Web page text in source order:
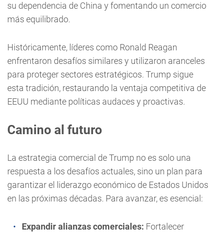
su dependencia de China y fomentando un comercio
más equilibrado.
Históricamente, líderes como Ronald Reagan
enfrentaron desafíos similares y utilizaron aranceles
para proteger sectores estratégicos. Trump sigue
esta tradición, restaurando la ventaja competitiva de
EEUU mediante políticas audaces y proactivas.
Camino al futuro
La estrategia comercial de Trump no es solo una
respuesta a los desafíos actuales, sino un plan para
garantizar el liderazgo económico de Estados Unidos
en las próximas décadas. Para avanzar, es esencial:
Expandir alianzas comerciales: Fortalecer